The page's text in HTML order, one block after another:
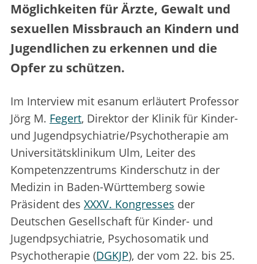
Möglichkeiten fürÄrzte, Gewalt und
sexuellen Missbrauch an Kindern und
Jugendlichen zu erkennen und die
Opfer zu schützen.
Im Interview mit esanum erläutert Professor
Jörg M. Fegert, Direktor der Klinik für Kinder-
und Jugendpsychiatrie/Psychotherapie am
Universitätsklinikum Ulm, Leiter des
Kompetenzzentrums Kinderschutz in der
Medizin in Baden-Württemberg sowie
Präsident des XXXV. Kongresses der
Deutschen Gesellschaft für Kinder- und
Jugendpsychiatrie, Psychosomatik und
Psychotherapie (DGKJP), der vom 22. bis 25.